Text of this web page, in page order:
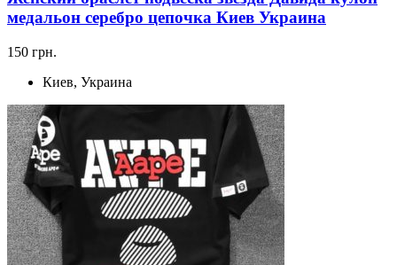
медальон серебро цепочка Киев Украина
150 грн.
Киев, Украина